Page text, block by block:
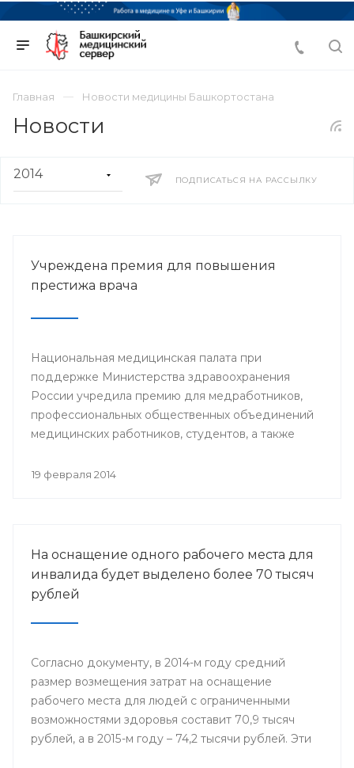
Главная Новости медицины Башкортостана
Новости
ПОДПИСАТЬСЯ НА РАССЫЛКУ
Учреждена премия для повышения
престижа врача
Национальная медицинская палата при
поддержке Министерства здравоохранения
России учредила премию для медработников,
профессиональных общественных объединений
медицинских работников, студентов, а также
19 февраля 2014
На оснащение одного рабочего места для
инвалида будет выделено более 70 тысяч
рублей
Согласно документу, в 2014-м году средний
размер возмещения затрат на оснащение
рабочего места для людей с ограниченными
возможностями здоровья составит 70,9 тысяч
рублей, а в 2015-м году – 74,2 тысячи рублей. Эти